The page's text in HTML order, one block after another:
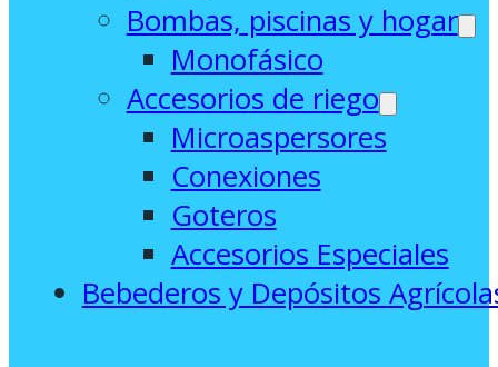
Bombas, piscinas y hogar
Monofásico
Accesorios de riego
Microaspersores
Conexiones
Goteros
Accesorios Especiales
Bebederos y Depósitos